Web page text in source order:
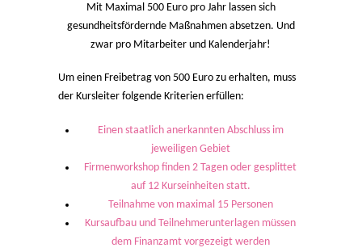
Mit Maximal 500 Euro pro Jahr lassen sich
gesundheitsfördernde Maßnahmen absetzen. Und
zwar pro Mitarbeiter und Kalenderjahr!
Um einen Freibetrag von 500 Euro zu erhalten, muss
der Kursleiter folgende Kriterien erfüllen:
Einen staatlich anerkannten Abschluss im
jeweiligen Gebiet
Firmenworkshop finden 2 Tagen oder gesplittet
auf 12 Kurseinheiten statt.
Teilnahme von maximal 15 Personen
Kursaufbau und Teilnehmerunterlagen müssen
dem Finanzamt vorgezeigt werden